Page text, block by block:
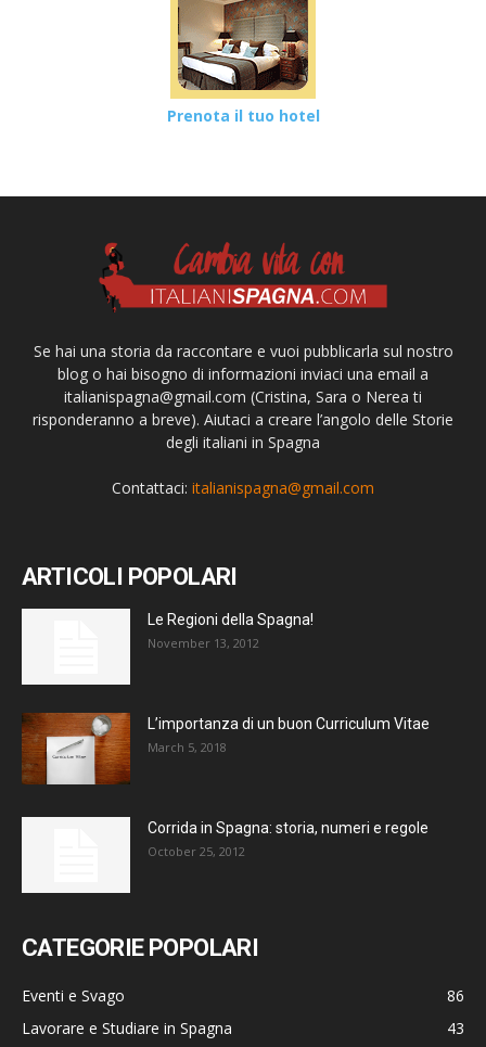
Prenota il tuo hotel
Se hai una storia da raccontare e vuoi pubblicarla sul nostro
blog o hai bisogno di informazioni inviaci una email a
italianispagna@gmail.com (Cristina, Sara o Nerea ti
risponderanno a breve). Aiutaci a creare l’angolo delle Storie
degli italiani in Spagna
Contattaci: italianispagna@gmail.com
ARTICOLI POPOLARI
Le Regioni della Spagna!
November 13, 2012
L’importanza di un buon Curriculum Vitae
March 5, 2018
Corrida in Spagna: storia, numeri e regole
October 25, 2012
CATEGORIE POPOLARI
Eventi e Svago
86
Lavorare e Studiare in Spagna
43